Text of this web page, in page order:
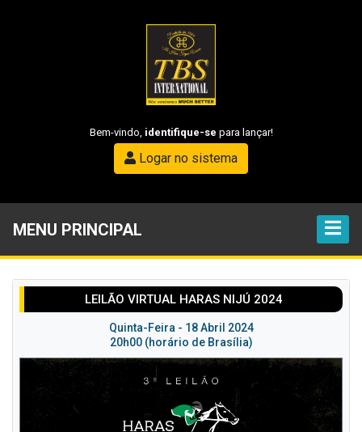
Bem-vindo, identifique-se para lançar!
Logar no sistema
MENU PRINCIPAL
LEILÃO VIRTUAL HARAS NIJÚ 2024
Quinta-Feira - 18 Abril 2024
20h00 (horário de Brasília)